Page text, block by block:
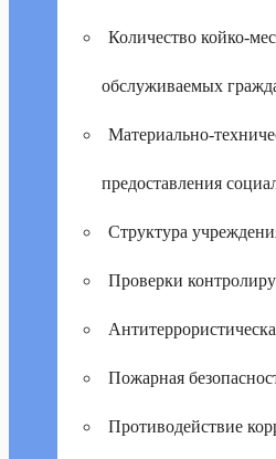
Количество койко-
обслуживаемых
Материально-
предоставления
Структура
Проверки
Пожарная
Противодействие